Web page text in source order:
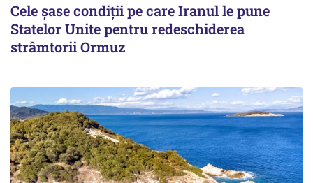
Cele șase condiții pe care Iranul le pune
Statelor Unite pentru redeschiderea
strâmtorii Ormuz